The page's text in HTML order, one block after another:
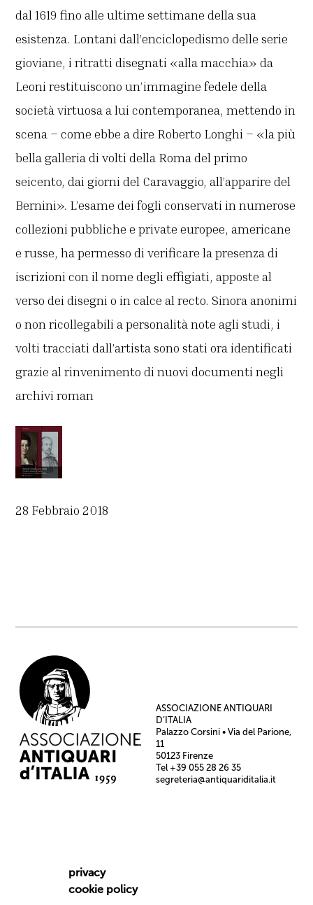
dal 1619 fino alle ultime settimane della sua
esistenza. Lontani dall’enciclopedismo delle serie
gioviane, i ritratti disegnati «alla macchia» da
Leoni restituiscono un’immagine fedele della
società virtuosa a lui contemporanea, mettendo in
scena – come ebbe a dire Roberto Longhi – «la più
bella galleria di volti della Roma del primo
seicento, dai giorni del Caravaggio, all’apparire del
Bernini». L’esame dei fogli conservati in numerose
collezioni pubbliche e private europee, americane
e russe, ha permesso di verificare la presenza di
iscrizioni con il nome degli effigiati, apposte al
verso dei disegni o in calce al recto. Sinora anonimi
o non ricollegabili a personalità note agli studi, i
volti tracciati dall’artista sono stati ora identificati
grazie al rinvenimento di nuovi documenti negli
archivi roman
28 Febbraio 2018
ASSOCIAZIONE ANTIQUARI
D’ITALIA
Palazzo Corsini • Via del Parione,
11
50123 Firenze
Tel +39 055 28 26 35
segreteria@antiquariditalia.it
privacy
cookie policy